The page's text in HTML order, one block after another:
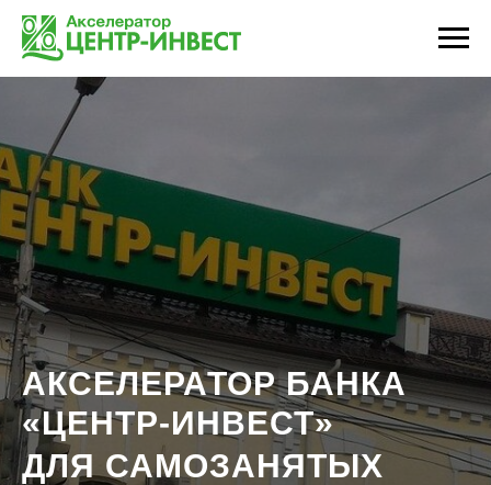
АКСЕЛЕРАТОР БАНКА
«ЦЕНТР-ИНВЕСТ»
ДЛЯ САМОЗАНЯТЫХ